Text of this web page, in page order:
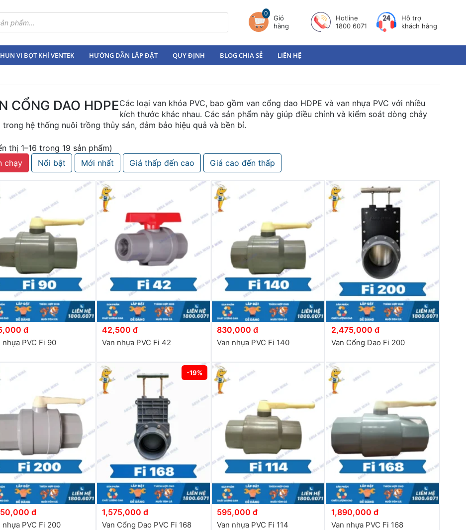
0
Giỏ
hàng
Hotline
1800 6071
Hỗ trợ
khách hàng
VI BỌT KHÍ VENTEK HƯỚNG DẪN LẮP ĐẶT QUY ĐỊNH BLOG CHIA SẺ LIÊN HỆ
CỔNG DAO HDPECác loại van khóa PVC, bao gồm van cổng dao HDPE và van nhựa PVC với nhiều
kích thước khác nhau. Các sản phẩm này giúp điều chỉnh và kiểm soát dòng chảy
trong hệ thống nuôi trồng thủy sản, đảm bảo hiệu quả và bền bỉ.
thị 1–16 trong 19 sản phẩm)
chạy
Nổi bật Mới nhất Giá thấp đến cao Giá cao đến thấp
đ
nhựa PVC Fi 90
42,500 đ
Van nhựa PVC Fi 42
830,000 đ
Van nhựa PVC Fi 140
2,475,000 đ
Van Cổng Dao Fi 200
đ
nhựa PVC Fi 200
-19%
1,575,000 đ
Van Cổng Dao PVC Fi 168
595,000 đ
Van nhựa PVC Fi 114
1,890,000 đ
Van nhựa PVC Fi 168